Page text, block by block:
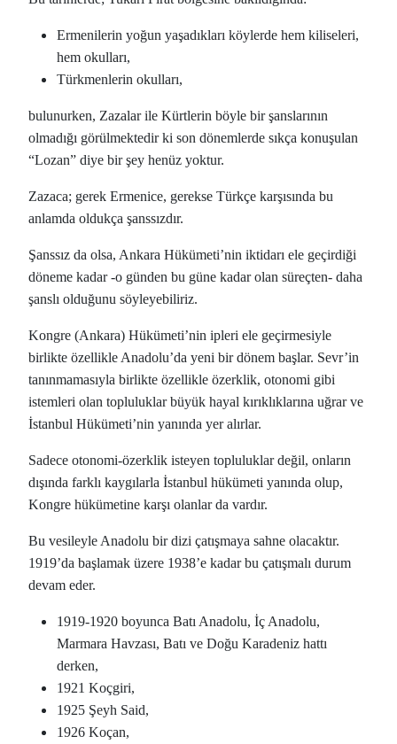
Ermenilerin yoğun yaşadıkları köylerde hem kiliseleri,
hem okulları,
Türkmenlerin okulları,
bulunurken, Zazalar ile Kürtlerin böyle bir şanslarının
olmadığı görülmektedir ki son dönemlerde sıkça konuşulan
“Lozan” diye bir şey henüz yoktur.
Zazaca; gerek Ermenice, gerekse Türkçe karşısında bu
anlamda oldukça şanssızdır.
Şanssız da olsa, Ankara Hükümeti’nin iktidarı ele geçirdiği
döneme kadar -o günden bu güne kadar olan süreçten- daha
şanslı olduğunu söyleyebiliriz.
Kongre (Ankara) Hükümeti’nin ipleri ele geçirmesiyle
birlikte özellikle Anadolu’da yeni bir dönem başlar. Sevr’in
tanınmamasıyla birlikte özellikle özerklik, otonomi gibi
istemleri olan topluluklar büyük hayal kırıklıklarına uğrar ve
İstanbul Hükümeti’nin yanında yer alırlar.
Sadece otonomi-özerklik isteyen topluluklar değil, onların
dışında farklı kaygılarla İstanbul hükümeti yanında olup,
Kongre hükümetine karşı olanlar da vardır.
Bu vesileyle Anadolu bir dizi çatışmaya sahne olacaktır.
1919’da başlamak üzere 1938’e kadar bu çatışmalı durum
devam eder.
1919-1920 boyunca Batı Anadolu, İç Anadolu,
Marmara Havzası, Batı ve Doğu Karadeniz hattı
derken,
1921 Koçgiri,
1925 Şeyh Said,
1926 Koçan,